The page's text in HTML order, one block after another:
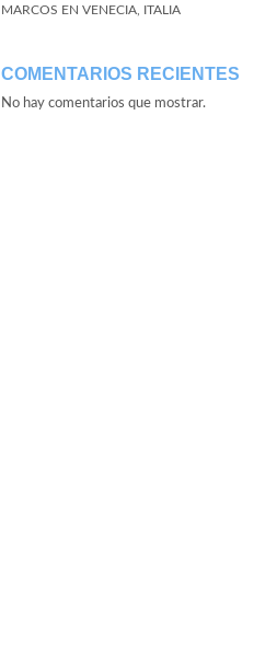
MARCOS EN VENECIA, ITALIA
COMENTARIOS RECIENTES
No hay comentarios que mostrar.